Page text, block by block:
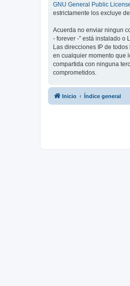
GNU General Public
estrictamente los excluye
Acuerda no enviar ningun
- forever -” está instalado o
Las direcciones IP de
en cualquier momento que
compartida con ninguna
comprometidos.
Inicio Índice general